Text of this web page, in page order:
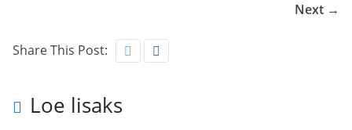
Next →
Share This Post:
Loe lisaks